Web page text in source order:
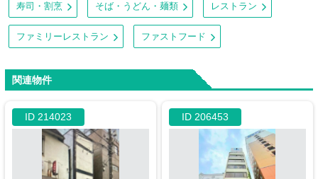
寿司・割烹 そば・うどん・麺類 レストラン
ファミリーレストラン ファストフード
関連物件
ID 214023 ID 206453